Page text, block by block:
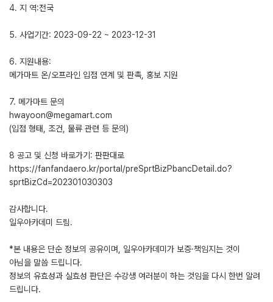
4. 지 역:전국
5. 사업기간: 2023-09-22 ~ 2023-12-31
6. 지원내용:
메가마트 온/오프라인 입점 연계 및 판촉, 홍보 지원
7. 메가마트 문의
hwayoon@megamart.com
(입점 형태, 조건, 물류 관련 등 문의)
8 공고 및 신청 바로가기: 판판대로
https://fanfandaero.kr/portal/preSprtBizPbancDetail.do?
sprtBizCd=202301030303
감사합니다.
일우아카데미 드림.
*본 내용은 단순 정보의 공유이며, 일우아카데미가 보증·책임지는 것이
아님을 말씀 드립니다.
정보의 유효성과 실효성 판단은 수강생 여러분이 하는 것임을 다시 한번 알려
드립니다.